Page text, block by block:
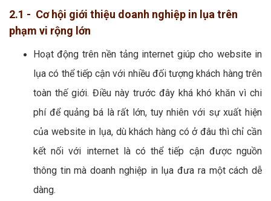
2.1 - Cơ hội giới thiệu doanh nghiệp in lụa trên
phạm vi rộng lớn
Hoạt động trên nền tảng internet giúp cho website in
lụa có thể tiếp cận với nhiều đối tượng khách hàng trên
toàn thế giới. Điều này trước đây khá khó khăn vì chi
phí để quảng bá là rất lớn, tuy nhiên với sự xuất hiện
của website in lụa, dù khách hàng có ở đâu thì chỉ cần
kết nối với internet là có thể tiếp cận được nguồn
thông tin mà doanh nghiệp in lụa đưa ra một cách dễ
dàng.